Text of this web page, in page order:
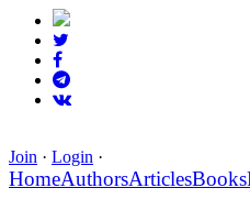
Join · Login ·
HomeAuthorsArticlesBooks